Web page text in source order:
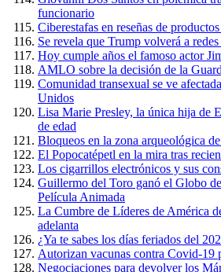
funcionario
Ciberestafas en reseñas de
Se revela que Trump volverá a redes
Hoy cumple años el famoso actor
AMLO sobre la decisión de la
Comunidad transexual se ve
Unidos
Lisa Marie Presley, la única hija de
de edad
Bloqueos en la zona arqueológica
El Popocatépetl en la mira tras
Los cigarrillos electrónicos y sus
Guillermo del Toro ganó el Globo
Película Animada
La Cumbre de Líderes de América
adelanta
¿Ya te sabes los días feriados del
Autorizan vacunas contra Covid-19
Negociaciones para devolver los